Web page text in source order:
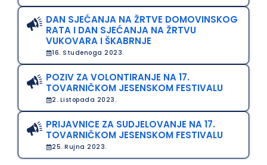
DAN SJEĆANJA NA ŽRTVE DOMOVINSKOG
RATA I DAN SJEĆANJA NA ŽRTVU
VUKOVARA I ŠKABRNJE
16. Studenoga 2023.
POZIV ZA VOLONTIRANJE NA 17.
TOVARNIČKOM JESENSKOM FESTIVALU
2. Listopada 2023.
PRIJAVNICE ZA SUDJELOVANJE NA 17.
TOVARNIČKOM JESENSKOM FESTIVALU
25. Rujna 2023.